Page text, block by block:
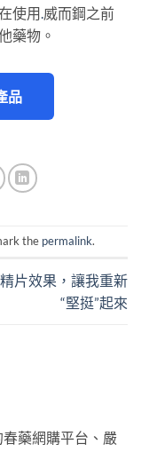
使用.威而鋼之前
藥物。
品
the permalink.
片效果，讓我重新
“堅挺”起來
春藥網購平台、嚴